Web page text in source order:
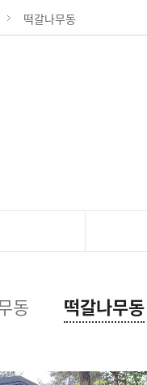
떡갈나무동
동 떡갈나무동